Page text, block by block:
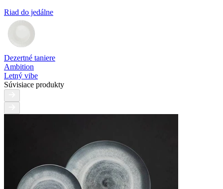
Riad do jedálne
Dezertné taniere
Ambition
Letný vibe
Súvisiace produkty